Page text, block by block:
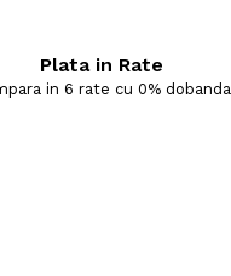
Plata in Rate
in 6 rate cu 0% dobanda